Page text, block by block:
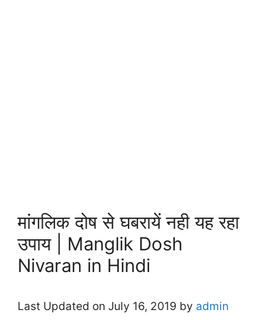
मां‍गलिक दोष से घबरायें नही यह रहा
उपाय | Manglik Dosh
Nivaran in Hindi
Last Updated on July 16, 2019 by admin